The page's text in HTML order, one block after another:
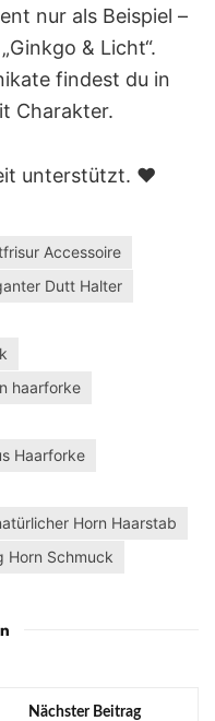
nur als Beispiel –
& Licht“.
findest du in
Charakter.
unterstützt. ❤️
Accessoire
Dutt Halter
haarforke
Haarforke
Horn Haarstab
Horn Schmuck
Nächster Beitrag